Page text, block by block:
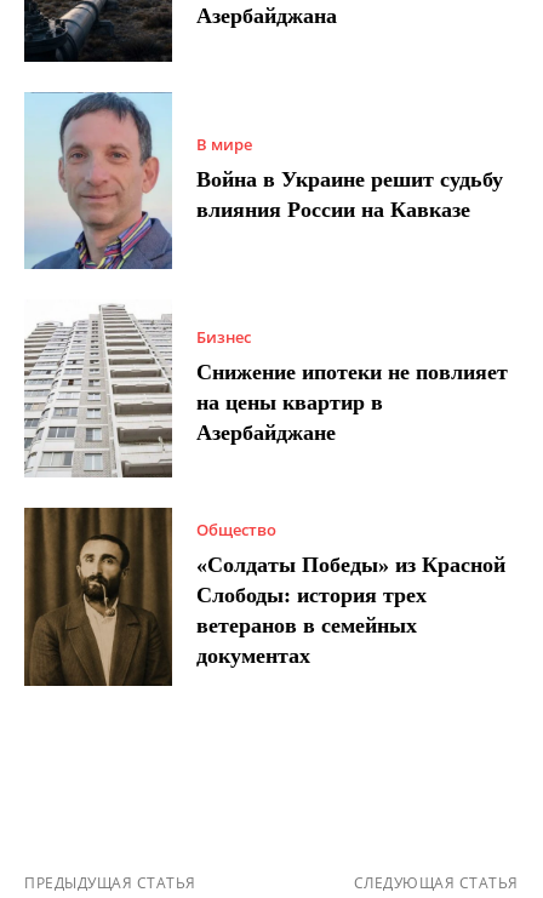
Азербайджана
В мире
Война в Украине решит судьбу
влияния России на Кавказе
Бизнес
Снижение ипотеки не повлияет
на цены квартир в
Азербайджане
Общество
«Солдаты Победы» из Красной
Слободы: история трех
ветеранов в семейных
документах
ПРЕДЫДУЩАЯ СТАТЬЯ СЛЕДУЮЩАЯ СТАТЬЯ